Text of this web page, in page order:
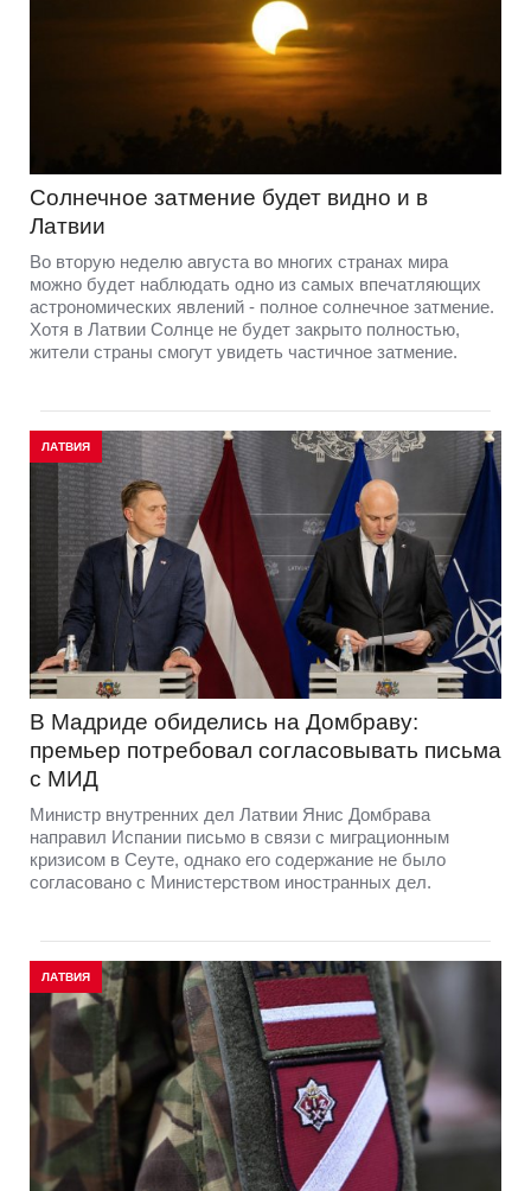
Солнечное затмение будет видно и в
Латвии
Во вторую неделю августа во многих странах мира
можно будет наблюдать одно из самых впечатляющих
астрономических явлений - полное солнечное затмение.
Хотя в Латвии Солнце не будет закрыто полностью,
жители страны смогут увидеть частичное затмение.
ЛАТВИЯ
В Мадриде обиделись на Домбраву:
премьер потребовал согласовывать письма
с МИД
Министр внутренних дел Латвии Янис Домбрава
направил Испании письмо в связи с миграционным
кризисом в Сеуте, однако его содержание не было
согласовано с Министерством иностранных дел.
ЛАТВИЯ